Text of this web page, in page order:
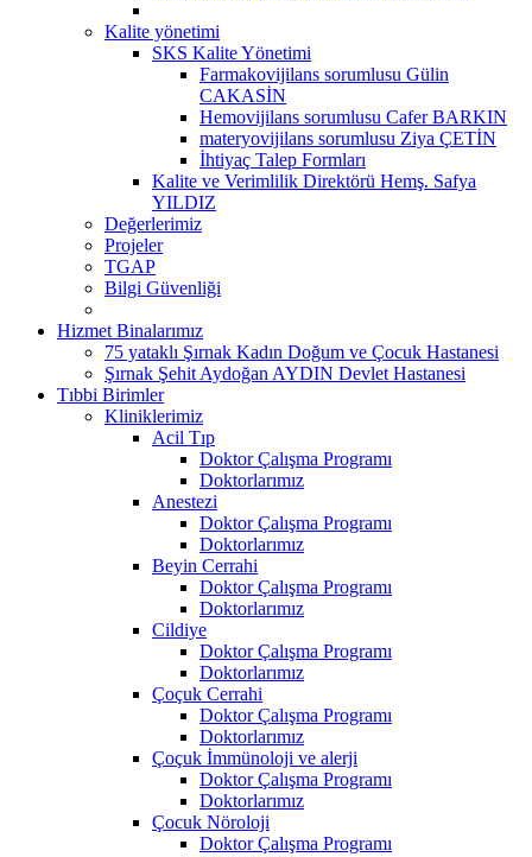
Kalite yönetimi
SKS Kalite Yönetimi
Farmakovijilans sorumlusu Gülin
CAKASİN
Hemovijilans sorumlusu Cafer BARKIN
materyovijilans sorumlusu Ziya ÇETİN
İhtiyaç Talep Formları
Kalite ve Verimlilik Direktörü Hemş. Safya
YILDIZ
Değerlerimiz
Projeler
TGAP
Bilgi Güvenliği
Hizmet Binalarımız
75 yataklı Şırnak Kadın Doğum ve Çocuk Hastanesi
Şırnak Şehit Aydoğan AYDIN Devlet Hastanesi
Tıbbi Birimler
Kliniklerimiz
Acil Tıp
Doktor Çalışma Programı
Doktorlarımız
Anestezi
Doktor Çalışma Programı
Doktorlarımız
Beyin Cerrahi
Doktor Çalışma Programı
Doktorlarımız
Cildiye
Doktor Çalışma Programı
Doktorlarımız
Çoçuk Cerrahi
Doktor Çalışma Programı
Doktorlarımız
Çoçuk İmmünoloji ve alerji
Doktor Çalışma Programı
Doktorlarımız
Çocuk Nöroloji
Doktor Çalışma Programı